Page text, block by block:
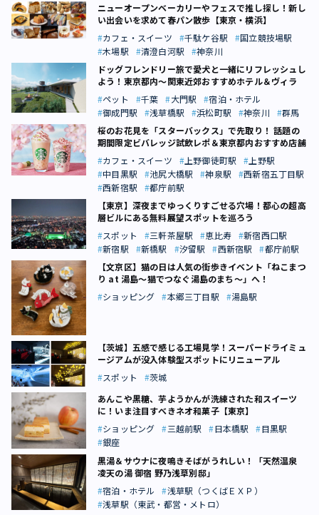
ニューオープンベーカリーやフェスで推し探し！新し
い出会いを求めて春パン散歩【東京・横浜】
カフェ・スイーツ
千駄ケ谷駅
国立競技場駅
木場駅
清澄白河駅
神奈川
ドッグフレンドリー旅で愛犬と一緒にリフレッシュし
よう！東京都内～関東近郊おすすめホテル＆ヴィラ
ペット
千葉 大門駅
宿泊・ホテル
御成門駅
浅草橋駅 浜松町駅 神奈川
群馬
桜のお花見を「スターバックス」で先取り！ 話題の
期間限定ビバレッジ試飲レポ＆東京都内おすすめ店舗
カフェ・スイーツ
上野御徒町駅
上野駅
中目黒駅
池尻大橋駅 神泉駅
西新宿五丁目駅
西新宿駅
都庁前駅
【東京】深夜までゆっくりすごせる穴場！都心の超高
層ビルにある無料展望スポットを巡ろう
スポット
三軒茶屋駅 恵比寿
新宿西口駅
新宿駅
新橋駅 汐留駅 西新宿駅
都庁前駅
【文京区】猫の日は人気の街歩きイベント「ねこまつ
り at 湯島～猫でつなぐ湯島のまち〜」へ！
ショッピング
本郷三丁目駅 湯島駅
【茨城】五感で感じる工場見学！スーパードライミュ
ージアムが没入体験型スポットにリニューアル
スポット
茨城
あんこや黒糖、芋ようかんが洗練された和スイーツ
に！いま注目すべきネオ和菓子【東京】
ショッピング
三越前駅 日本橋駅
目黒駅
銀座
黒湯＆サウナに夜鳴きそばがうれしい！「天然温泉
凌天の湯 御宿 野乃浅草別邸」
宿泊・ホテル
浅草駅（つくばＥＸＰ）
浅草駅（東武・都営・メトロ）